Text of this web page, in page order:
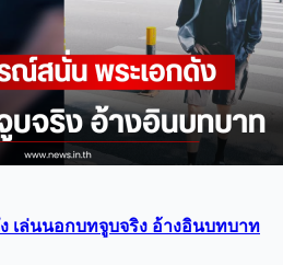
เล่นนอกบทจูบจริง อ้างอินบทบาท